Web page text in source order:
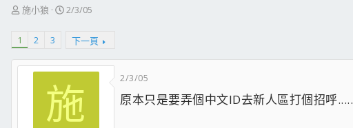
主
起
人
施小狼
開
日
2/3/05
1 2 3 下一頁
施
2/3/05
原本只是要弄個中文ID去新人區打個招呼.....